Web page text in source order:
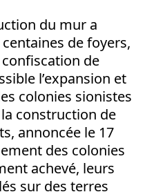
du mur a
de foyers,
confiscation de
l’expansion et
colonies sionistes
construction de
annoncée le 17
des colonies
achevé, leurs
sur des terres